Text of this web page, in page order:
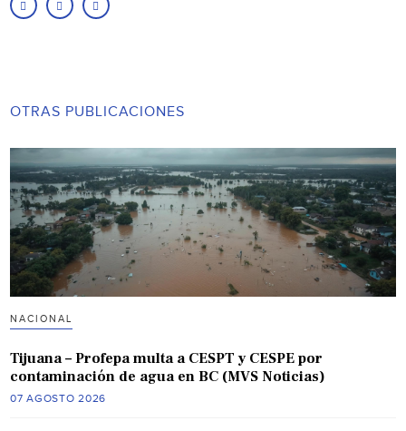
OTRAS PUBLICACIONES
NACIONAL
Tijuana – Profepa multa a CESPT y CESPE por
contaminación de agua en BC (MVS Noticias)
07 AGOSTO 2026